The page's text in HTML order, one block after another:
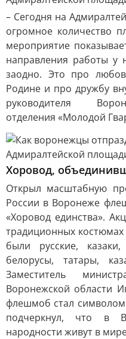
– Сегодня на
огромное количество
мероприятие
направления работы у
заодно. Это про
Родине и про дружбу
руководителя
отделения «Молодой
Хоровод,
Открыл масштабную
России в Воронеже
«Хоровод единства».
традиционных
были русские,
белорусы, татары,
Заместитель
Воронежской области
флешмоб стал
подчеркнул, что в
народности живут в